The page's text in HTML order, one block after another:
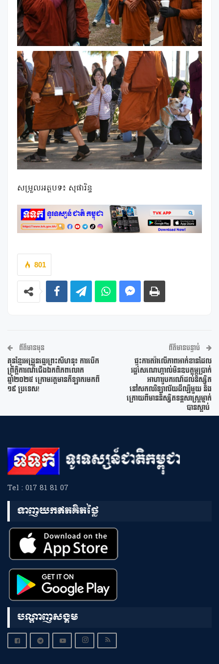
សម្រួលអត្ថបទ៖ សុផារិន្ទ
801
ព័ត៌មានមុន
គុនខ្មែរអង្រួនឆ្នេរព្រះសីហនុ៖ ការបើក
ព្រឹត្តិការណ៍ជើងឯកពិភពលោក
ឆ្នាំ២០២៥ ក្រោមវត្តមានកីឡាករមកពី
១៩ ប្រទេស!
ព័ត៌មានបន្ទាប់
ផ្ទុះការតវ៉ាលើភាពអាក់ខានដែល
រដ្ឋសេណេហ្កាល់មិនឧបត្តម្ភប្រាក់
អាហារូបករណ៍ដល់និស្សិត
នៅសកលវិទ្យាល័យដ៏ល្បីមួយ និង
ក្រោយពីមាននិស្សិតទន្តសាស្រ្តម្នាក់
បានស្លាប់
Tel : 017 81 81 07
ទាញយកឥតគិតថ្លៃ
បណ្តាញសង្គម